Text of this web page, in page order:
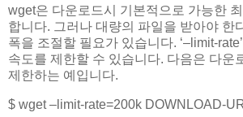
wget은 다운로드시 기본적으로 가능한
합니다. 그러나 대량의 파일을 받아야 한
폭을 조절할 필요가 있습니다. ‘–limit-
속도를 제한할 수 있습니다. 다음은 다운
제한하는 예입니다.
$ wget –limit-rate=200k DOWNLOAD-